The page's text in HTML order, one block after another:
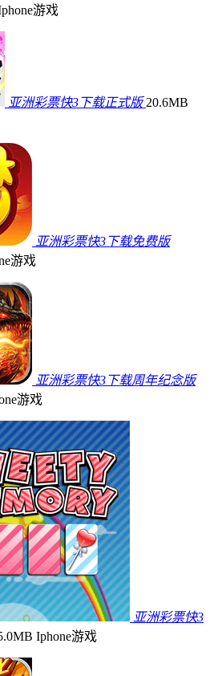
游戏
亚洲彩票快3下载正式版 20.6MB
亚洲彩票快3下载免费版
游戏
亚洲彩票快3下载周年纪念版
游戏
亚洲彩票快3
Iphone游戏